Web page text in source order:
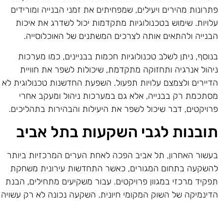
מהירים ויעילים, שמפחיתים את זמני הבנייה ומורידים
שימוש בטכנולוגיות מתקדמות יכול לשדרג את איכות
ולהתאים אותה לצרכים המשתנים של האוכלוסייה.
ניתן לשלב טכנולוגיות חכמות בבניינים, כמו מערכות
אנרגיה ותחזוקה מתקדמת, שיכולות לשפר את חוויית
ולצמצם עלויות תפעול. השפעת החדשנות טכנולוגית לא
רק בבנייה, אלא גם במערכות ניהול ומעקב אחרי
דבר שיכול לשפר את היעילות והבהירות בתהליכים.
לגבי השקעות בתל אביב
האחרון, תל אביב הפכה לאחת הערים המרכזיות ביותר
בתחום המגורים, כאשר התחדשות עירונית משחקת
מרכזי במגוון פרויקטים. עבור משקיעים מתחילים, הבנת
של השוק המקומי חיונית. השקעה נכונה לא רק עשויה